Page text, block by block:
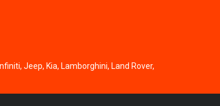
Jeep, Kia, Lamborghini, Land Rover,